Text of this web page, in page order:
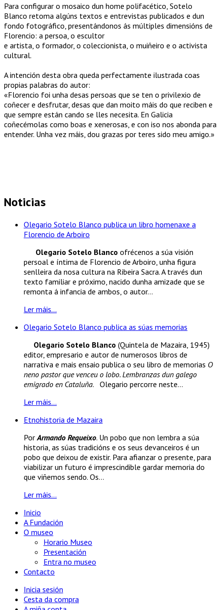
Para configurar o mosaico dun home polifacético, Sotelo
Blanco retoma algúns textos e entrevistas publicados e dun
fondo fotográfico, presentándonos ás múltiples dimensións de
Florencio: a persoa, o escultor
e artista, o formador, o coleccionista, o muiñeiro e o activista
cultural.
A intención desta obra queda perfectamente ilustrada coas
propias palabras do autor:
«Florencio foi unha desas persoas que se ten o privilexio de
coñecer e desfrutar, desas que dan moito máis do que reciben e
que sempre están cando se lles necesita. En Galicia
coñecémolas como boas e xenerosas, e con iso nos abonda para
entender. Unha vez máis, dou grazas por teres sido meu amigo.»
Noticias
Olegario Sotelo Blanco publica un libro homenaxe a
Florencio de Arboiro
Olegario Sotelo Blanco ofrécenos a súa visión
persoal e íntima de Florencio de Arboiro, unha figura
senlleira da nosa cultura na Ribeira Sacra. A través dun
texto familiar e próximo, nacido dunha amizade que se
remonta á infancia de ambos, o autor...
Ler máis...
Olegario Sotelo Blanco publica as súas memorias
Olegario Sotelo Blanco (Quintela de Mazaira, 1945)
editor, empresario e autor de numerosos libros de
narrativa e mais ensaio publica o seu libro de memorias O
neno pastor que venceu o lobo. Lembranzas dun galego
emigrado en Cataluña. Olegario percorre neste...
Ler máis...
Etnohistoria de Mazaira
Por Armando Requeixo. Un pobo que non lembra a súa
historia, as súas tradicións e os seus devanceiros é un
pobo que deixou de existir. Para afianzar o presente, para
viabilizar un futuro é imprescindible gardar memoria do
que viñemos sendo. Os...
Ler máis...
Inicio
A Fundación
O museo
Horario Museo
Presentación
Entra no museo
Contacto
Inicia sesión
Cesta da compra